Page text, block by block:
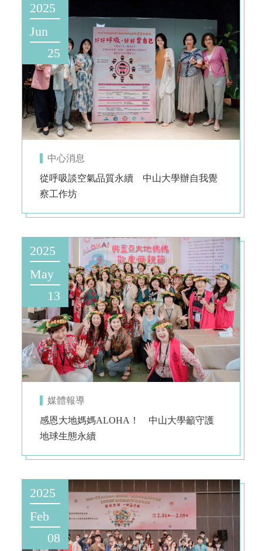
2025
Jun
25
中心消息
從呼吸談空氣品質永續 中山大學辦自我覺
察工作坊
2025
May
13
媒體報導
感恩大地媽媽ALOHA！ 中山大學籲守護
地球生態永續
2025
Feb
08